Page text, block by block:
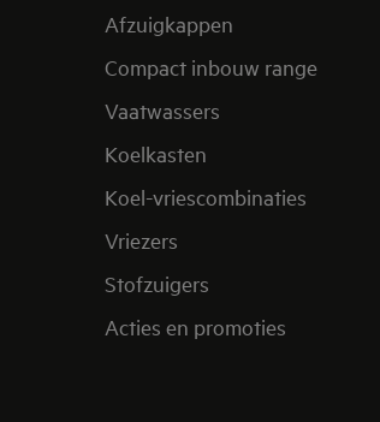
Afzuigkappen
Compact inbouw range
Vaatwassers
Koelkasten
Koel-vriescombinaties
Vriezers
Stofzuigers
Acties en promoties